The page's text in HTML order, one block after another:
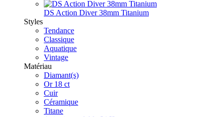
DS Action Diver 38mm Titanium
Styles
Tendance
Classique
Aquatique
Vintage
Matériau
Diamant(s)
Or 18 ct
Cuir
Céramique
Titane